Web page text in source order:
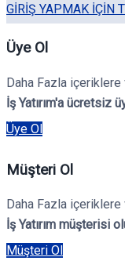
GIRIŞ YAPMAK IÇIN
Üye Ol
Daha Fazla
İş Yatırım'a ücretsiz
Üye Ol
Müşteri Ol
Daha Fazla
İş Yatırım müşterisi
Müşteri Ol